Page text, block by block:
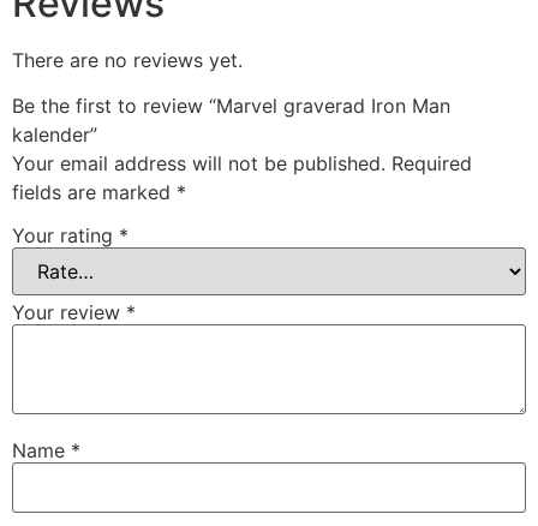
There are no reviews yet.
Be the first to review “Marvel graverad Iron Man
kalender”
Your email address will not be published. Required
fields are marked *
Your rating *
Your review *
Name *